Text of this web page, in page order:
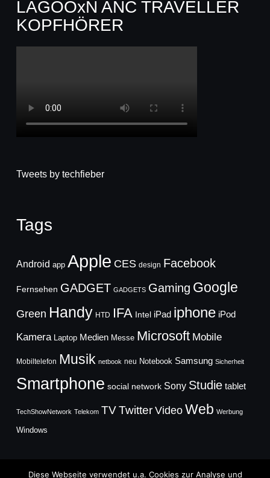
LAGOOxN ANC TRAVELLER
KOPFHÖRER
Tweets by techfieber
Tags
Android app Apple CES design Facebook
Fernsehen GADGET GADGETS Gaming Google
Green Handy HTD IFA Intel iPad iphone iPod
Kamera Laptop Medien Messe Microsoft Mobile
Mobiltelefon Musik netbook neu Notebook Samsung Sicherheit
Smartphone social network Sony Studie tablet
TechShowNetwork Telekom TVTwitter Video Web Werbung
Windows
Diese Webseite verwendet u.a. Cookies zur Analyse und